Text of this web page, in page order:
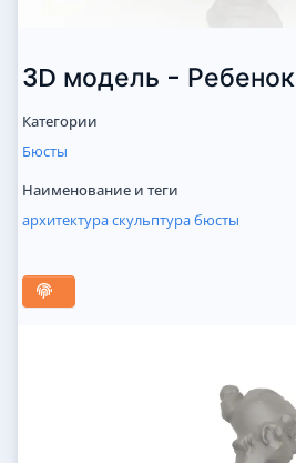
3D модель - Ребенок
Категории
Бюсты
Наименование и теги
архитектураскульптурабюсты